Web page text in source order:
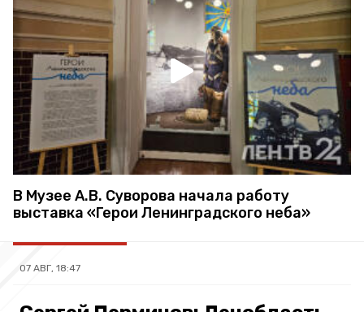
В Музее А.В. Суворова начала работу
выставка «Герои Ленинградского неба»
07 АВГ, 18:47